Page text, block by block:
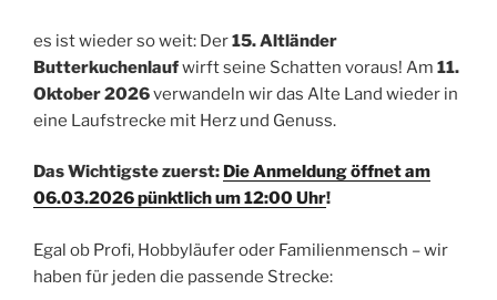
es ist wieder so weit: Der15. Altländer
Butterkuchenlaufwirft seine Schatten voraus! Am 11.
Oktober 2026verwandeln wir das Alte Land wieder in
eine Laufstrecke mit Herz und Genuss.
Das Wichtigste zuerst: Die Anmeldung öffnet am
06.03.2026 pünktlich um 12:00 Uhr!
Egal ob Profi, Hobbyläufer oder Familienmensch – wir
haben für jeden die passende Strecke: